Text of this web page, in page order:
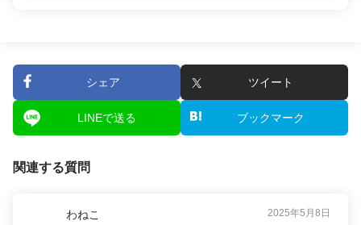
シェア ツイート
LINEで送る ブックマーク
関連する質問
わねこ
2025年5月8日